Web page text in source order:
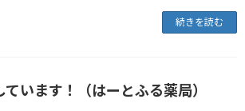
続きを読む
います！（はーとふる薬局）